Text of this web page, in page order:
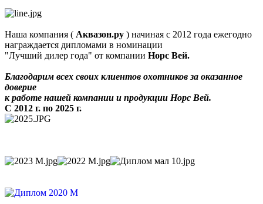
Наша компания ( Аквазон.ру ) начиная с 2012 года ежегодно
награждается дипломами в номинации
"Лучший дилер года" от компании Норс Вей.
Благодарим всех своих клиентов охотников за оказанное
доверие
к работе нашей компании и продукции Норс Вей.
С 2012 г. по 2025 г.